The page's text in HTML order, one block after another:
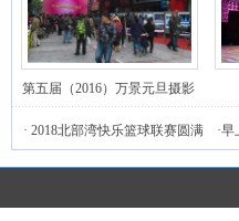
第五届（2016）万景元旦摄影
· 2018北部湾快乐篮球联赛圆满
·早